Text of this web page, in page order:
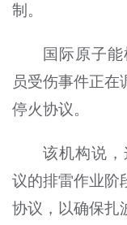
制。
国际原子
员受伤事件正在
停火协议。
该机构说
议的排雷作业阶
协议，以确保扎